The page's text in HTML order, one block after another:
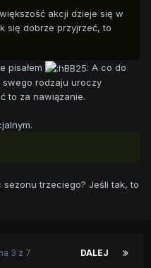
akcji dzieje się w
się dobrze przyjrzeć, to
pisałem
A co do
rodzaju uroczy
to za nawiązanie.
trzeciego? Jeśli tak, to
DALEJ
3 z 7